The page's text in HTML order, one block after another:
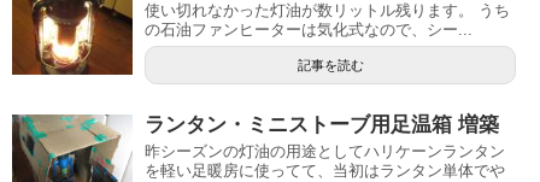
使い切れなかった灯油が数リットル残ります。 うち
の石油ファンヒーターは気化式なので、シー...
記事を読む
ランタン・ミニストーブ用足温箱 増築
昨シーズンの灯油の用途としてハリケーンランタン
を軽い足暖房に使ってて、当初はランタン単体でや